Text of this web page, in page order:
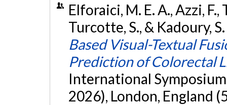
Elforaici, M. E. A., Azzi, F.,
Turcotte, S., & Kadoury,
Based Visual-Textual
Prediction of Colorectal
International
2026), London, England